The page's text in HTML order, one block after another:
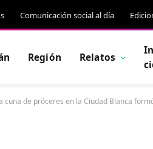
Comunicación social al día
Región Relatos
cuna de próceres en la Ciudad Blanca